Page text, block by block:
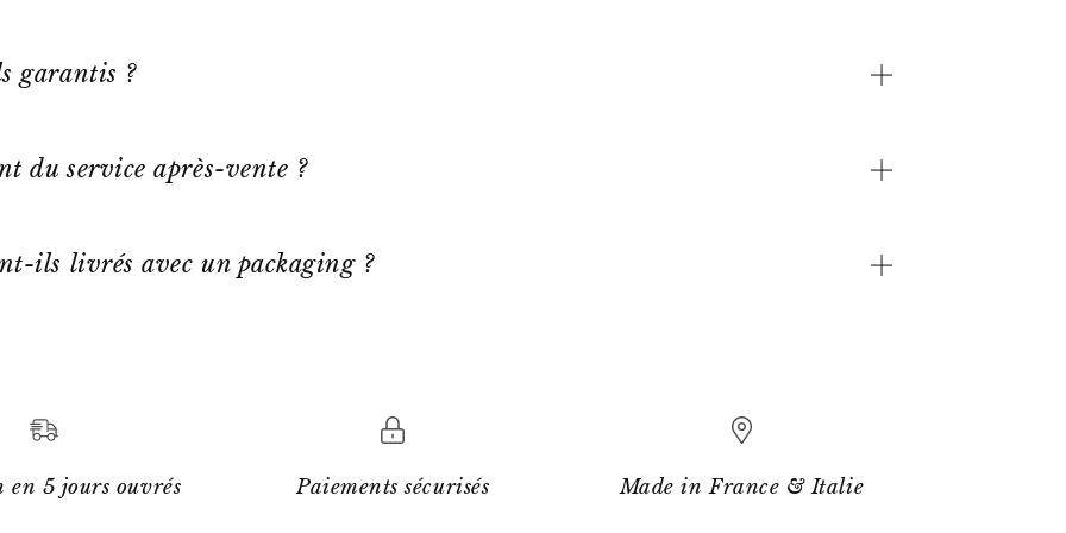
garantis ?
du service après-vente ?
ils livrés avec un packaging ?
5 jours ouvrés Paiements sécurisés Made in France & Italie